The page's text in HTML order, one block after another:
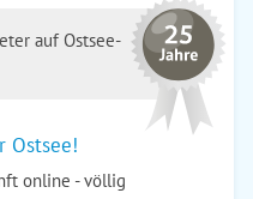
auf Ostsee-
Ostsee!
online - völlig